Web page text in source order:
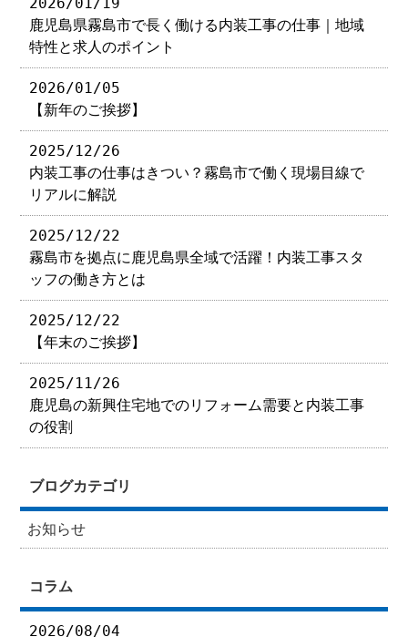
鹿児島県霧島市で長く働ける内装工事の仕事｜地域
特性と求人のポイント
2026/01/05
【新年のご挨拶】
2025/12/26
内装工事の仕事はきつい？霧島市で働く現場目線で
リアルに解説
2025/12/22
霧島市を拠点に鹿児島県全域で活躍！内装工事スタ
ッフの働き方とは
2025/12/22
【年末のご挨拶】
2025/11/26
鹿児島の新興住宅地でのリフォーム需要と内装工事
の役割
ブログカテゴリ
お知らせ
コラム
2026/08/04